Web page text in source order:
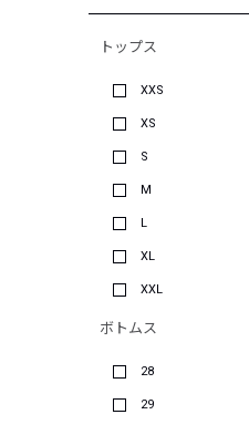
トップス
XXS
XS
S
M
L
XL
XXL
ボトムス
28
29